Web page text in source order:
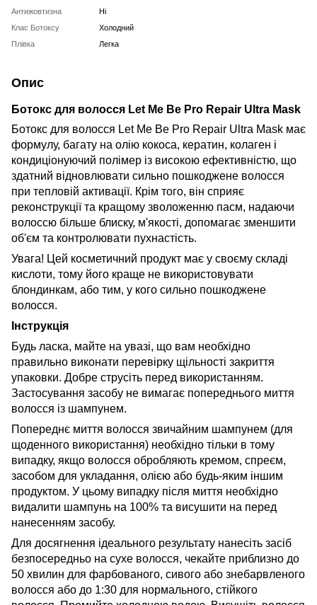
Антижовтизна
Ні
Клас Ботоксу
Холодний
Плівка
Легка
Опис
Бoтoкс для волосся Let Me Be Pro Repair Ultra Mask
Бoтoкс для волосся Let Me Be Pro Repair Ultra Mask має
формулу, багату на олію кокоса, кератин, колаген і
кондиціонуючий полімер із високою ефективністю, що
здатний відновлювати сильно пошкоджене волосся
при тепловій активації. Крім того, він сприяє
реконструкції та кращому зволоженню пасм, надаючи
волоссю більше блиску, м'якості, допомагає зменшити
об'єм та контролювати пухнастість.
Увага! Цей косметичний продукт має у своєму складі
кислоти, тому його краще не використовувати
блондинкам, або тим, у кого сильно пошкоджене
волосся.
Інструкція
Будь ласка, майте на увазі, що вам необхідно
правильно виконати перевірку щільності закриття
упаковки. Добре струсіть перед використанням.
Застосування засобу не вимагає попереднього миття
волосся із шампунем.
Попереднє миття волосся звичайним шампунем (для
щоденного використання) необхідно тільки в тому
випадку, якщо волосся обробляють кремом, спреєм,
засобом для укладання, олією або будь-яким іншим
продуктом. У цьому випадку після миття необхідно
видалити шампунь на 100% та висушити на перед
нанесенням засобу.
Для досягнення ідеального результату нанесіть засіб
безпосередньо на сухе волосся, чекайте приблизно до
50 хвилин для фарбованого, сивого або знебарвленого
волосся або до 1:30 для нормального, стійкого